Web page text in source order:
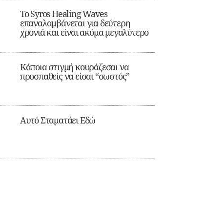
Το Syros Healing Waves
επαναλαμβάνεται για δεύτερη
χρονιά και είναι ακόμα μεγαλύτερο
Κάποια στιγμή κουράζεσαι να
προσπαθείς να είσαι “σωστός”
Αυτό Σταματάει Εδώ